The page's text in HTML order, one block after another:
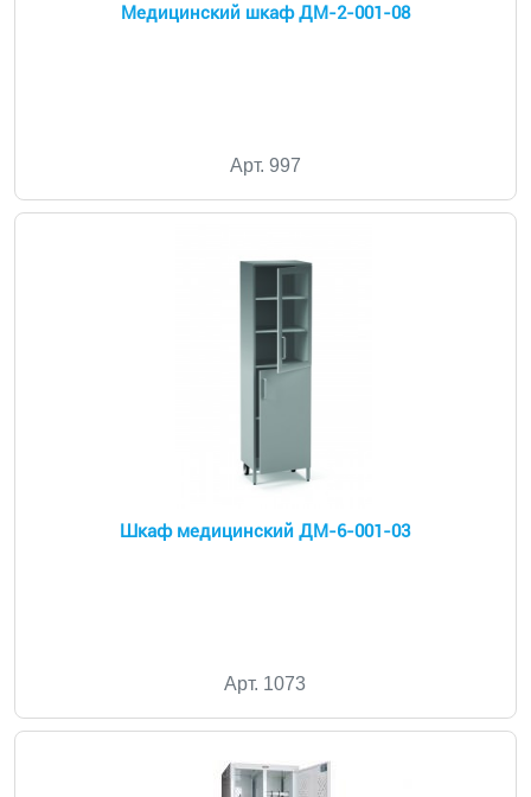
Медицинский шкаф ДМ-2-001-08
Арт. 997
Шкаф медицинский ДМ-6-001-03
Арт. 1073